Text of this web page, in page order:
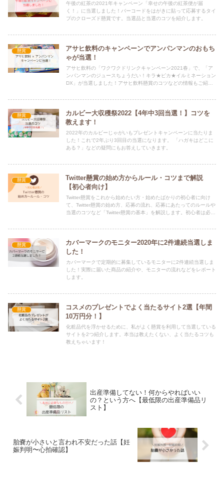
午後の紅茶の2021年キャンペーン「幸せの午後の紅茶便が届
く！」に当選しました！バーコードをはがきに貼って応募するタイ
プのクローズド懸賞です。当選品と当選のコツを紹介します。
懸賞
アサヒ飲料のキャンペーンでアンパンマンのおもち
ゃが当選！
アサヒ飲料の「ワクワクドリンクキャンペーン2021春」で、「ア
ンパンマンのジュースちょうだい！キラ★ピカ★イルミネーション
DX」が当選しました！アサヒ飲料懸賞のコツなどの情報もご紹介
懸賞
カルビー大収穫祭2022【4年中3回当選！】コツを
教えます！
2022年のカルビーじゃがいもプレゼントキャンペーンに当たりま
した！これで2年ぶり3回目の当選になります。 「ハガキはどこに
ある？」などの疑問にもお答えしていきます。
懸賞
Twitter懸賞の始め方からルール・コツまで解説
【初心者向け】
Twitter懸賞をこれから始めたい方・始めたばかりの初心者に向け
て、Twitter懸賞の始め方、応募の流れ、応募にあたってのルールや
当選のコツなど「Twitter懸賞の基本」を解説します。初心者は必見
懸賞
カバーマークのモニター2020年に2件連続当選しま
した！
カバーマークで定期的に募集しているモニターに2件連続当選しま
した！実際に届いた商品の紹介や、モニターの流れなどをレポート
します。
懸賞
コスメのプレゼントでよく当たるサイト2選【年間
10万円分！】
化粧品代を浮かせるために、私がよく懸賞を利用して当選している
サイトを2つ紹介します。本当は教えたくない、よく当たるコツも
教えちゃいます！
出産準備してない！何からやればいい
の？という方へ【最低限の出産準備品リ
スト】
胎嚢が小さいと言われ不安だった話【妊
娠判明〜心拍確認】